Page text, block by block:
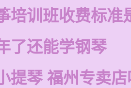
培训班收费标准
了还能学钢琴
提琴 福州专卖